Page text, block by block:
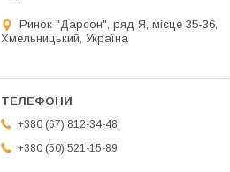
Ринок "Дарсон", ряд Я, місце 35-36,
Хмельницький, Україна
+380 (67) 812-34-48
+380 (50) 521-15-89